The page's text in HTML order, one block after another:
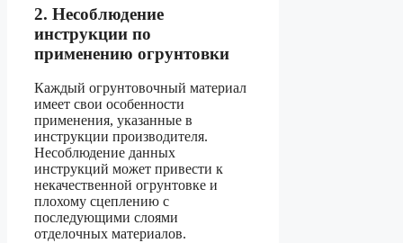
2. Несоблюдение
инструкции по
применению огрунтовки
Каждый огрунтовочный материал
имеет свои особенности
применения, указанные в
инструкции производителя.
Несоблюдение данных
инструкций может привести к
некачественной огрунтовке и
плохому сцеплению с
последующими слоями
отделочных материалов.